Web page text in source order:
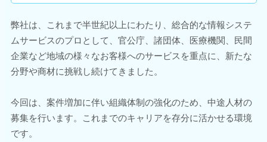
弊社は、これまで半世紀以上にわたり、総合的な情報システ
ムサービスのプロとして、官公庁、諸団体、医療機関、民間
企業など地域の様々なお客様へのサービスを重点に、新たな
分野や商材に挑戦し続けてきました。
今回は、案件増加に伴い組織体制の強化のため、中途人材の
募集を行います。これまでのキャリアを存分に活かせる環境
です。